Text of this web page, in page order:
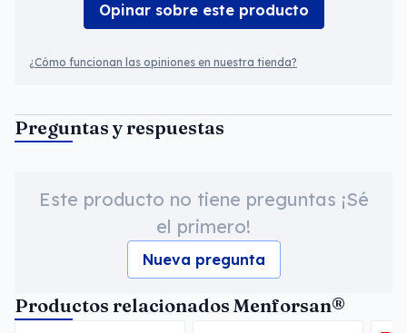
Opinar sobre este producto
¿Cómo funcionan las opiniones en nuestra tienda?
Preguntas y respuestas
Este producto no tiene preguntas ¡Sé
el primero!
Nueva pregunta
Productos relacionados Menforsan®